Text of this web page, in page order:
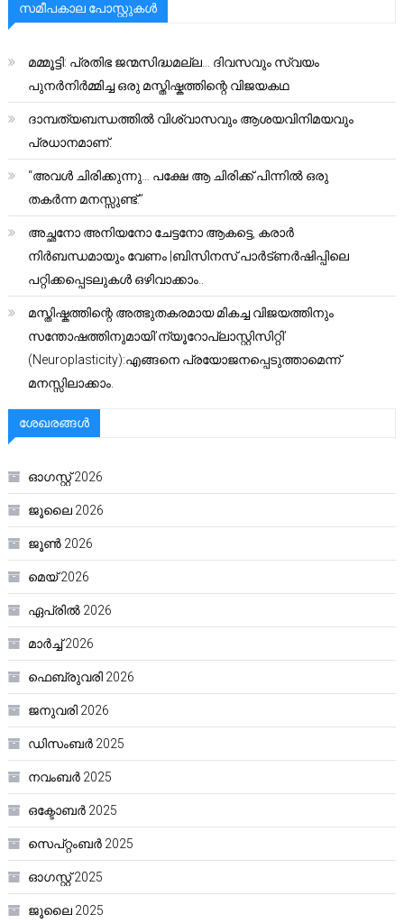
സമീപകാല പോസ്റ്റുകൾ
മമ്മൂട്ടി: പ്രതിഭ ജന്മസിദ്ധമല്ല… ദിവസവും സ്വയം
പുനർനിർമ്മിച്ച ഒരു മസ്തിഷ്കത്തിന്റെ വിജയകഥ
ദാമ്പത്യബന്ധത്തിൽ വിശ്വാസവും ആശയവിനിമയവും
പ്രധാനമാണ്.
“അവൾ ചിരിക്കുന്നു… പക്ഷേ ആ ചിരിക്ക് പിന്നിൽ ഒരു
തകർന്ന മനസ്സുണ്ട്.”
അച്ഛനോ അനിയനോ ചേട്ടനോ ആകട്ടെ, കരാർ
നിർബന്ധമായും വേണം |ബിസിനസ് പാർട്ണർഷിപ്പിലെ
പറ്റിക്കപ്പെടലുകൾ ഒഴിവാക്കാം..
മസ്തിഷ്കത്തിന്റെ അത്ഭുതകരമായ മികച്ച വിജയത്തിനും
സന്തോഷത്തിനുമായി’ന്യൂറോപ്ലാസ്റ്റിസിറ്റി’
(Neuroplasticity):എങ്ങനെ പ്രയോജനപ്പെടുത്താമെന്ന്
മനസ്സിലാക്കാം.
ശേഖരങ്ങൾ
ഓഗസ്റ്റ്‌ 2026
ജൂലൈ 2026
ജൂൺ 2026
മെയ്‌ 2026
ഏപ്രിൽ 2026
മാർച്ച്‌ 2026
ഫെബ്രുവരി 2026
ജനുവരി 2026
ഡിസംബർ 2025
നവംബർ 2025
ഒക്ടോബർ 2025
സെപ്റ്റംബർ 2025
ഓഗസ്റ്റ്‌ 2025
ജൂലൈ 2025